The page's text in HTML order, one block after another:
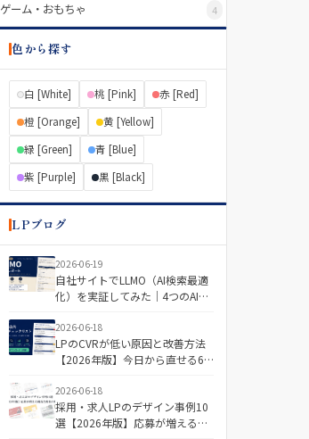
ゲーム・おもちゃ 4
色から探す
白 [White] 桃 [Pink]
赤 [Red]
橙 [Orange]
黄 [Yellow]
緑 [Green]
青 [Blue]
紫 [Purple]
黒 [Black]
LPブログ
2026-06-19
自社サイトでLLMO（AI検索最適
化）を実証してみた｜4つのAIで
事」を分けた差とは
2026-06-18
LPのCVRが低い原因と改善方法
【2026年版】今日から直せる6
2026-06-18
採用・求人LPのデザイン事例10
選【2026年版】応募が増える構